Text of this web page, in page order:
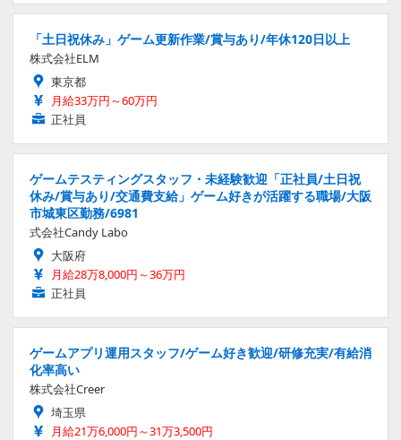
「土日祝休み」ゲーム更新作業/賞与あり/年休120日以上
株式会社ELM
東京都
月給33万円～60万円
正社員
ゲームテスティングスタッフ・未経験歓迎「正社員/土日祝
休み/賞与あり/交通費支給」ゲーム好きが活躍する職場/大阪
市城東区勤務/6981
式会社Candy Labo
大阪府
月給28万8,000円～36万円
正社員
ゲームアプリ運用スタッフ/ゲーム好き歓迎/研修充実/有給消
化率高い
株式会社Creer
埼玉県
月給21万6,000円～31万3,500円